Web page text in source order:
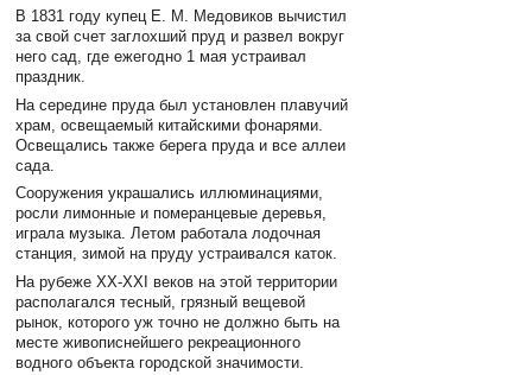
В 1831 году купец Е. М. Медовиков вычистил
за свой счет заглохший пруд и развел вокруг
него сад, где ежегодно 1 мая устраивал
праздник.
На середине пруда был установлен плавучий
храм, освещаемый китайскими фонарями.
Освещались также берега пруда и все аллеи
сада.
Сооружения украшались иллюминациями,
росли лимонные и померанцевые деревья,
играла музыка. Летом работала лодочная
станция, зимой на пруду устраивался каток.
На рубеже XX-XXI веков на этой территории
располагался тесный, грязный вещевой
рынок, которого уж точно не должно быть на
месте живописнейшего рекреационного
водного объекта городской значимости.